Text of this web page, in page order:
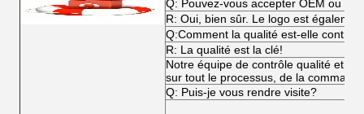
Q: Pouvez-vous accepter OEM ou
R: Oui, bien sûr. Le logo est
Q:Comment la qualité est-elle
R: La qualité est la clé!
Notre équipe de contrôle qualité et
sur tout le processus, de la
Q: Puis-je vous rendre visite?